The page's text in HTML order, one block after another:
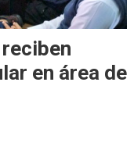
en área de